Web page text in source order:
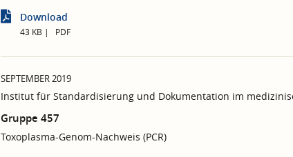
Download
43 KB PDF
SEPTEMBER 2019
Institut für Standardisierung und Dokumentation im
Gruppe 457
Toxoplasma-Genom-Nachweis (PCR)